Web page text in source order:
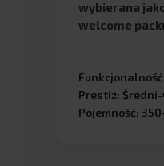
wybierana
welcome
Prestiż:
Pojemność: